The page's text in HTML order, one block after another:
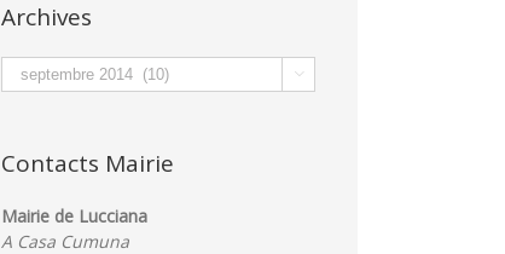
Archives
Archives 
Contacts Mairie
Mairie de Lucciana
A Casa Cumuna